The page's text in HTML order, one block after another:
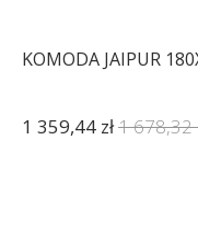
KOMODA JAIPUR
1 359,44 zł1 678,32